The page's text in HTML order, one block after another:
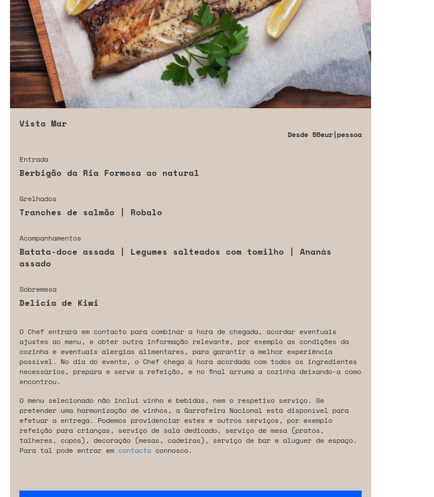
Vista Mar
Desde 55eur|pessoa
Entrada
Berbigão da Ria Formosa ao natural
Grelhados
Tranches de salmão | Robalo
Acompanhamentos
Batata-doce assada | Legumes salteados com tomilho | Ananás
assado
Sobremesa
Delicia de Kiwi
O Chef entrará em contacto para combinar a hora de chegada, acordar eventuais
ajustes ao menu, e obter outra informação relevante, por exemplo as condições da
cozinha e eventuais alergias alimentares, para garantir a melhor experiência
possível. No dia do evento, o Chef chega à hora acordada com todos os ingredientes
necessários, prepara e serve a refeição, e no final arruma a cozinha deixando-a como
encontrou.
O menu selecionado não inclui vinho e bebidas, nem o respetivo serviço. Se
pretender uma harmonização de vinhos, a Garrafeira Nacional está disponível para
efetuar a entrega. Podemos providenciar estes e outros serviços, por exemplo
refeição para crianças, serviço de sala dedicado, serviço de mesa (pratos,
talheres, copos), decoração (mesas, cadeiras), serviço de bar e aluguer de espaço.
Para tal pode entrar em contactoconnosco.